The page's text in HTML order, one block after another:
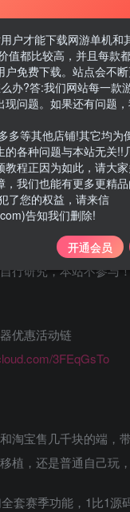
左右
10/11 64位系统
及工具+GM使用+源
（单机/局域网/外网教程）
习，特意录制了详细的
行研究，本站不参与
优惠活动链
3FEqGsTo
淘宝售几千块的端，
植，还是普通自己玩
套赛季功能，1比1源
户才能下载网游单机和
值都比较高，并且每款
户免费下载。站点会不
办?答:我们网站每一款
现问题。如果还有问题
多等其他店铺!其它均为
的各种问题与本站无关!!
教程正因为如此，请大
，我们也能有更多更精
了您的权益，请来信
告知我们删除!
开通会员